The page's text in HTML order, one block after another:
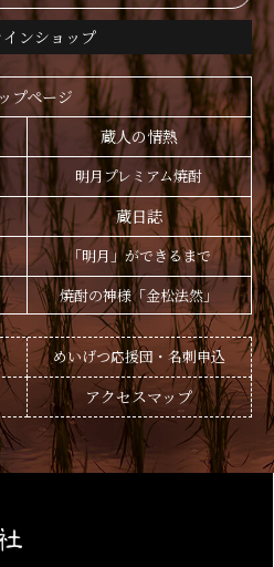
ンショップ
プページ
蔵人の情熱
明月プレミアム焼酎
蔵日誌
「明月」ができるまで
焼酎の神様「金松法然」
めいげつ応援団・名刺申込
アクセスマップ